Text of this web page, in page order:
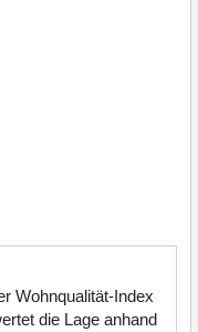
Wohnqualität-Index
die Lage anhand